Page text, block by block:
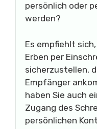
persönlich oder
werden?
Es empfiehlt
Erben per
sicherzustellen,
Empfänger
haben Sie auch
Zugang des
persönlichen